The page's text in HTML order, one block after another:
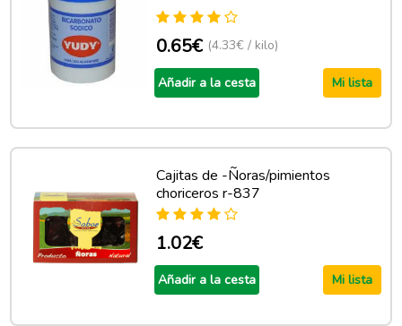
0.65€ (4.33€ / kilo)
Añadir a la cesta Mi lista
Cajitas de -Ñoras/pimientos
choriceros r-837
1.02€
Añadir a la cesta Mi lista